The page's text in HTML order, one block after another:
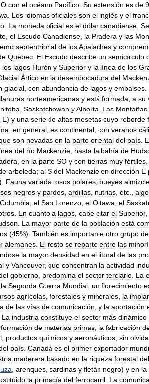
O con el océano Pacífico Su extensión es de 9
Los idiomas oficiales son el inglés y el
La moneda oficial es el dólar canadiense Se
el Escudo Canadiense la Pradera y las
septentrional de losApalaches y
Québec El Escudo describe un semicírculo
los lagos Hurón y Superior y la línea de los
Ártico en la desembocadura del
glacial con abundancia de lagos y embalses
llanuras norteamericanas y está formada a su
Saskatchewan yAlberta Las Montañas
E) y una serie de altas mesetas cuyo reborde
en general es continental con veranos
son nevadas en la parte oriental del país
del río Mackenzie hasta la bahía de
en la parte SO y con tierras muy fértiles
arboleda; al S del Mackenzie en dirección E
). Fauna variada: osos polares bueyes
negros y pardos ardillas nutrias etc algo
Columbia el San Lorenzo el Ottawa el
En cuanto a lagos cabe citar el Superior,
La mayor parte de la población está
(45%). También es importante otro grupo de
alemanes El resto se reparte entre las
la mayor densidad en el litoral de las
y Vancouver, que concentran la actividad
gobierno predomina el sector terciario La
la Segunda Guerra Mundial un florecimiento
agrícolas forestales y minerales la
de las vías de comunicación y la aportación
La industria constituye el sector más dinámico
de materias primas la fabricación
productos químicos y aeronáuticos sin
país Canadá es el primer exportador
maderera basado en la riqueza forestal del
arenques sardinas y fletán negro) y en la
la primacía del ferrocarril La